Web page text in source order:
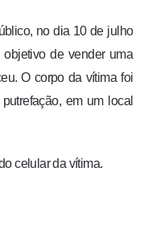
no dia 10 de julho
de vender uma
O corpo da vítima foi
em um local
celular da vítima.